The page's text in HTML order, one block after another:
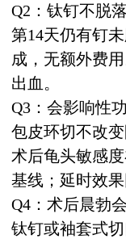
Q2：钛钉不脱
第14天仍有钉
成，无额外费
出血。
Q3：会影响性
包皮环切不改
术后龟头敏感
基线；延时效
Q4：术后晨勃
钛钉或袖套式